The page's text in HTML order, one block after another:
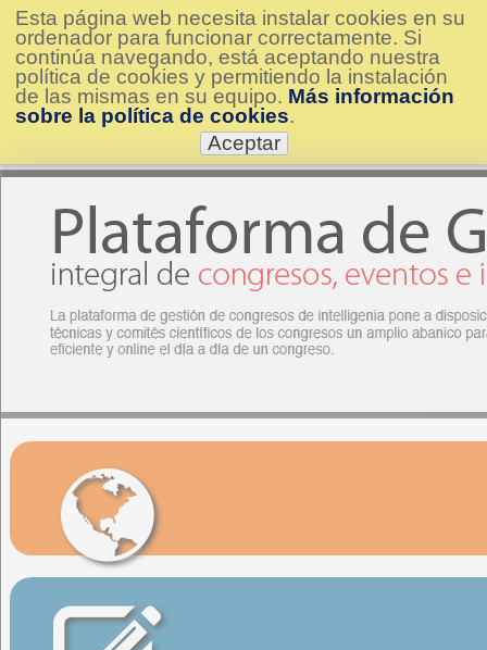
Esta página web necesita instalar cookies en su
ordenador para funcionar correctamente. Si
continúa navegando, está aceptando nuestra
política de cookies y permitiendo la instalación
de las mismas en su equipo. Más información
sobre la política de cookies.
Aceptar
Web del congreso